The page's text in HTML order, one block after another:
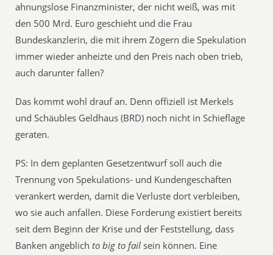
ahnungslose Finanzminister, der nicht weiß, was mit
den 500 Mrd. Euro geschieht und die Frau
Bundeskanzlerin, die mit ihrem Zögern die Spekulation
immer wieder anheizte und den Preis nach oben trieb,
auch darunter fallen?
Das kommt wohl drauf an. Denn offiziell ist Merkels
und Schäubles Geldhaus (BRD) noch nicht in Schieflage
geraten.
PS: In dem geplanten Gesetzentwurf soll auch die
Trennung von Spekulations- und Kundengeschäften
verankert werden, damit die Verluste dort verbleiben,
wo sie auch anfallen. Diese Forderung existiert bereits
seit dem Beginn der Krise und der Feststellung, dass
Banken angeblichto big to fail sein können. Eine